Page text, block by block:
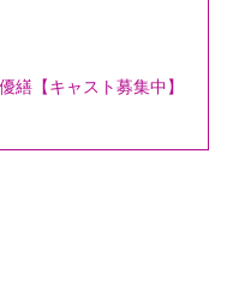
繕【キャスト募集中】